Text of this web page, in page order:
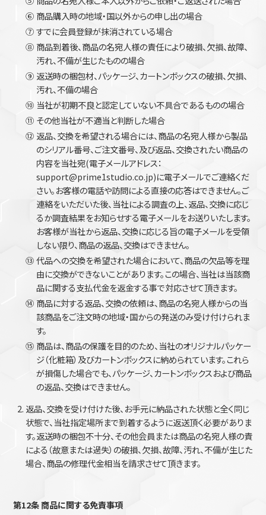
⑥ 商品購入時の地域・国以外からの申し出の場合
⑦ すでに会員登録が抹消されている場合
⑧ 商品到着後、商品の名宛人様の責任により破損、欠損、故障、
汚れ、不備が生じたものの場合
⑨ 返送時の梱包材、パッケージ、カートンボックスの破損、欠損、
汚れ、不備の場合
⑩ 当社が初期不良と認定していない不具合であるものの場合
⑪ その他当社が不適当と判断した場合
⑫ 返品、交換を希望される場合には、商品の名宛人様から製品
のシリアル番号、ご注文番号、及び返品、交換されたい商品の
内容を当社宛(電子メールアドレス：
support@prime1studio.co.jp)に電子メールでご連絡くだ
さい。お客様の電話や訪問による直接の応答はできません。ご
連絡をいただいた後、当社による調査の上、返品、交換に応じ
るか調査結果をお知らせする電子メールをお送りいたします。
お客様が当社から返品、交換に応じる旨の電子メールを受領
しない限り、商品の返品、交換はできません。
⑬ 代品への交換を希望された場合において、商品の欠品等を理
由に交換ができないことがあります。この場合、当社は当該商
品に関する支払代金を返金する事で対応させて頂きます。
⑭ 商品に対する返品、交換の依頼は、商品の名宛人様からの当
該商品をご注文時の地域・国からの発送のみ受け付けられま
す。
⑮ 商品は、商品の保護を目的のため、当社のオリジナルパッケー
ジ（化粧箱）及びカートンボックスに納められています。これら
が損傷した場合でも、パッケージ、カートンボックスおよび商品
の返品、交換はできません。
返品、交換を受け付けた後、お手元に納品された状態と全く同じ
状態で、当社指定場所まで到着するように返送頂く必要がありま
す。返送時の梱包不十分、その他会員または商品の名宛人様の責
による（故意または過失）の破損、欠損、故障、汚れ、不備が生じた
場合、商品の修理代金相当を請求させて頂きます。
第12条 商品に関する免責事項